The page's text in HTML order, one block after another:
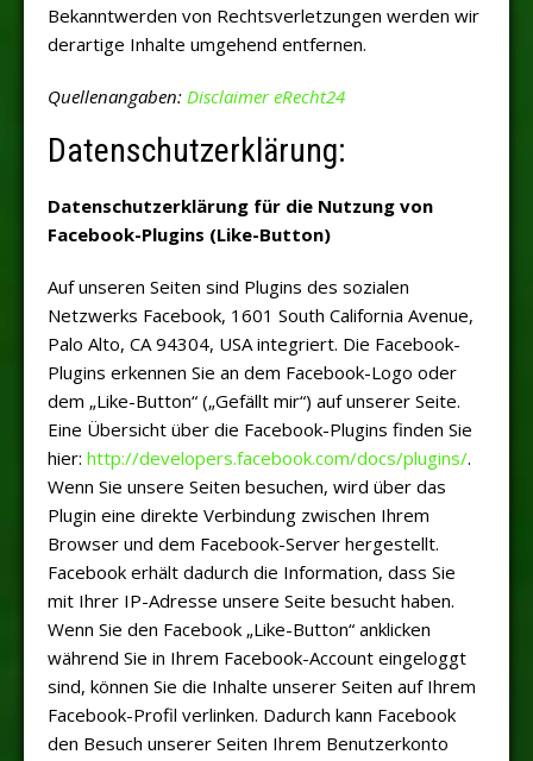
Bekanntwerden von Rechtsverletzungen werden wir
derartige Inhalte umgehend entfernen.
Quellenangaben: Disclaimer eRecht24
Datenschutzerklärung:
Datenschutzerklärung für die Nutzung von
Facebook-Plugins (Like-Button)
Auf unseren Seiten sind Plugins des sozialen
Netzwerks Facebook, 1601 South California Avenue,
Palo Alto, CA 94304, USA integriert. Die Facebook-
Plugins erkennen Sie an dem Facebook-Logo oder
dem „Like-Button“ („Gefällt mir“) auf unserer Seite.
Eine Übersicht über die Facebook-Plugins finden Sie
hier: http://developers.facebook.com/docs/plugins/.
Wenn Sie unsere Seiten besuchen, wird über das
Plugin eine direkte Verbindung zwischen Ihrem
Browser und dem Facebook-Server hergestellt.
Facebook erhält dadurch die Information, dass Sie
mit Ihrer IP-Adresse unsere Seite besucht haben.
Wenn Sie den Facebook „Like-Button“ anklicken
während Sie in Ihrem Facebook-Account eingeloggt
sind, können Sie die Inhalte unserer Seiten auf Ihrem
Facebook-Profil verlinken. Dadurch kann Facebook
den Besuch unserer Seiten Ihrem Benutzerkonto